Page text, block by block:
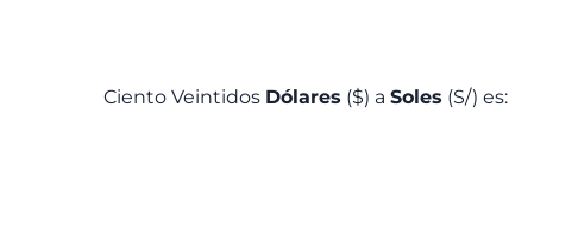
Ciento Veintidos Dólares ($) a Soles (S/) es: